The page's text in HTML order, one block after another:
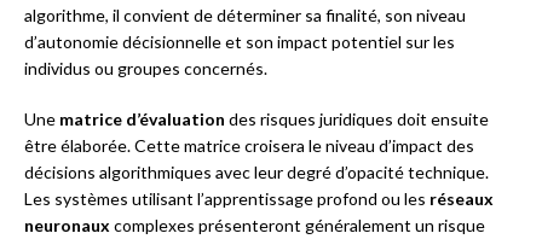
algorithme, il convient de déterminer sa finalité, son niveau
d’autonomie décisionnelle et son impact potentiel sur les
individus ou groupes concernés.
Une matrice d’évaluation des risques juridiques doit ensuite
être élaborée. Cette matrice croisera le niveau d’impact des
décisions algorithmiques avec leur degré d’opacité technique.
Les systèmes utilisant l’apprentissage profond ou les réseaux
neuronaux complexes présenteront généralement un risque